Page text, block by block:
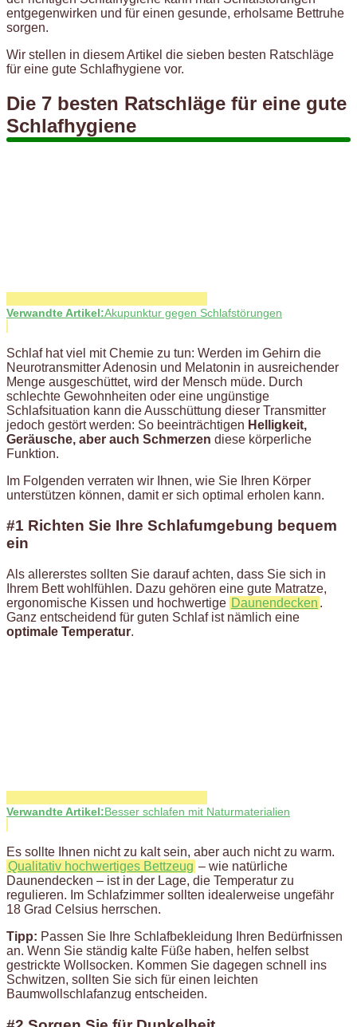
entgegenwirken und für einen gesunde, erholsame Bettruhe
sorgen.
Wir stellen in diesem Artikel die sieben besten Ratschläge
für eine gute Schlafhygiene vor.
Die 7 besten Ratschläge für eine gute
Schlafhygiene
Verwandte Artikel:Akupunktur gegen Schlafstörungen
Schlaf hat viel mit Chemie zu tun: Werden im Gehirn die
Neurotransmitter Adenosin und Melatonin in ausreichender
Menge ausgeschüttet, wird der Mensch müde. Durch
schlechte Gewohnheiten oder eine ungünstige
Schlafsituation kann die Ausschüttung dieser Transmitter
jedoch gestört werden: So beeinträchtigen Helligkeit,
Geräusche, aber auch Schmerzen diese körperliche
Funktion.
Im Folgenden verraten wir Ihnen, wie Sie Ihren Körper
unterstützen können, damit er sich optimal erholen kann.
#1 Richten Sie Ihre Schlafumgebung bequem
ein
Als allererstes sollten Sie darauf achten, dass Sie sich in
Ihrem Bett wohlfühlen. Dazu gehören eine gute Matratze,
ergonomische Kissen und hochwertige Daunendecken .
Ganz entscheidend für guten Schlaf ist nämlich eine
optimale Temperatur.
Verwandte Artikel:Besser schlafen mit Naturmaterialien
Es sollte Ihnen nicht zu kalt sein, aber auch nicht zu warm.
Qualitativ hochwertiges Bettzeug – wie natürliche
Daunendecken – ist in der Lage, die Temperatur zu
regulieren. Im Schlafzimmer sollten idealerweise ungefähr
18 Grad Celsius herrschen.
Tipp: Passen Sie Ihre Schlafbekleidung Ihren Bedürfnissen
an. Wenn Sie ständig kalte Füße haben, helfen selbst
gestrickte Wollsocken. Kommen Sie dagegen schnell ins
Schwitzen, sollten Sie sich für einen leichten
Baumwollschlafanzug entscheiden.